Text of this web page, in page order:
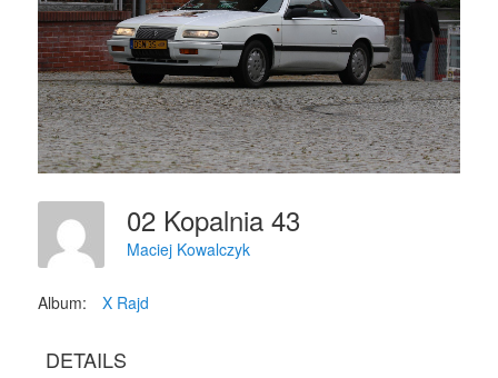
02 Kopalnia 43
Maciej Kowalczyk
Album: X Rajd
DETAILS